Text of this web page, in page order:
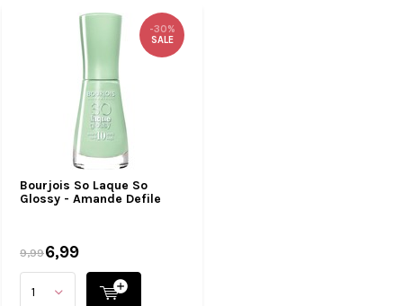
Bourjois So Laque So
Glossy - Amande Defile
-30%
SALE
9,996,99